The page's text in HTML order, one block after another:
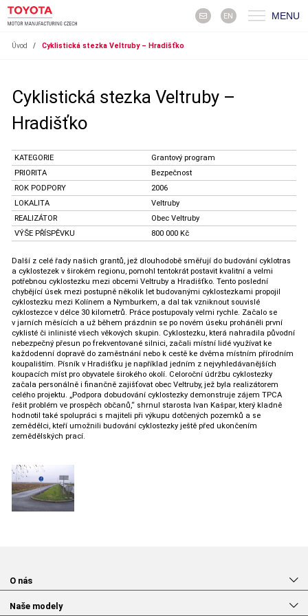
EN MENU
Úvod / Cyklistická stezka Veltruby – Hradišťko
Cyklistická stezka Veltruby –
Hradišťko
KATEGORIE
Grantový program
PRIORITA
Bezpečnost
ROK PODPORY
2006
LOKALITA
Veltruby
REALIZÁTOR
Obec Veltruby
VÝŠE PŘÍSPĚVKU
800 000 Kč
Další z celé řady našich grantů, jež dlouhodobě směřují do budování cyklotras
a cyklostezek v širokém regionu, pomohl tentokrát postavit kvalitní a velmi
potřebnou cyklostezku mezi obcemi Veltruby a Hradišťko. Tento poslední
chybějící úsek mezi postupně několik let budovanými cyklostezkami propojil
cyklostezku mezi Kolínem a Nymburkem, a dal tak vzniknout souvislé
cyklostezce v délce 30 kilometrů. Práce postupovaly velmi rychle. Začalo se
v jarních měsících a už během prázdnin se po novém úseku proháněli první
cyklisté či inlinisté všech věkových skupin. Cyklostezku, která nahradila původní
nebezpečný přesun po frekventované silnici, začali místní lidé využívat ke
každodenní dopravě do zaměstnání nebo k cestě ke dvěma místním přírodním
koupalištím. Písník v Hradišťku je například jedním z nejvyhledávanějších
koupacích míst pro obyvatele širokého okolí. Celoroční údržbu cyklostezky
začala personálně i finančně zajišťovat obec Veltruby, jež byla realizátorem
celého projektu. „Podpora dobudování cyklostezky demonstruje zájem TPCA
řešit problém ve prospěch občanů,“ shrnul starosta Ivan Kašpar, který kladně
hodnotil také spolupráci s majiteli při výkupu dotčených pozemků a se
zemědělci, kteří umožnili budování cyklostezky ještě před ukončením
zemědělských prací.
O nás
Naše modely